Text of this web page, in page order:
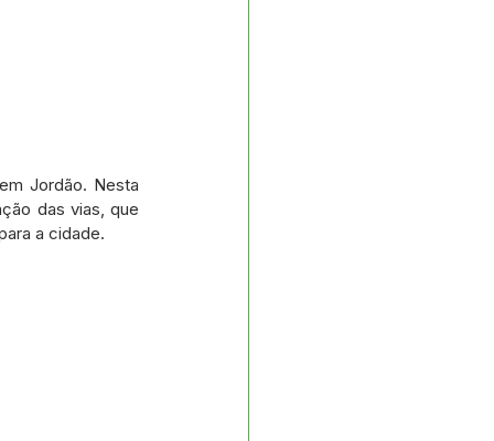
Jordão. Nesta
das vias, que
a cidade.